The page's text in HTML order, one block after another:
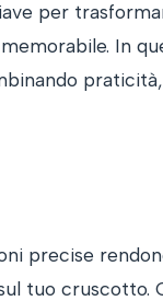
per
In
precise
tuo cruscotto.